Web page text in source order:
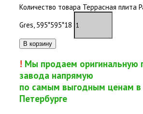
Количество товара Террасная плита
Gres, 595*595*18
В корзину
! Мы продаем оригинальную
завода напрямую
по самым выгодным ценам в
Петербурге